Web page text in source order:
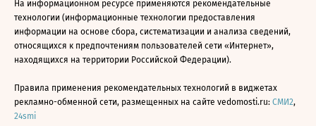
На информационном ресурсе применяются рекомендательные
технологии (информационные технологии предоставления
информации на основе сбора, систематизации и анализа сведений,
относящихся к предпочтениям пользователей сети «Интернет»,
находящихся на территории Российской Федерации).
Правила применения рекомендательных технологий в виджетах
рекламно-обменной сети, размещенных на сайте vedomosti.ru: СМИ2,
24smi